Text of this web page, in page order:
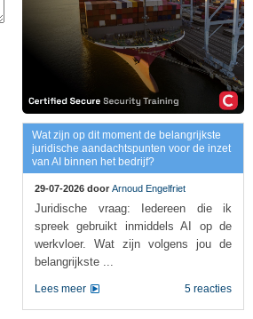
Wat zijn op dit moment de belangrijkste
juridische aandachtspunten voor de inzet
van AI binnen het bedrijf?
29-07-2026 door Arnoud Engelfriet
Juridische vraag: Iedereen die ik
spreek gebruikt inmiddels AI op de
werkvloer. Wat zijn volgens jou de
belangrijkste ...
5 reacties
Lees meer